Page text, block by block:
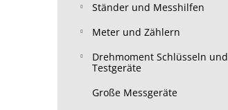
Ständer und Messhilfen
Meter und Zählern
Drehmoment Schlüsseln und
Testgeräte
Große Messgeräte